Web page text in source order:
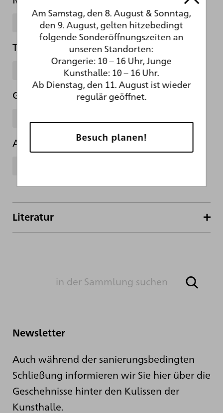
Papier
Technik
Kupferstich
Gattung
Abteilung
Literatur
Newsletter
Auch während der sanierungsbedingten
Schließung informieren wir Sie hier über die
Geschehnisse hinter den Kulissen der
Kunsthalle.
Am Samstag, den 8. August & Sonntag,
den 9. August, gelten hitzebedingt
folgende Sonderöffnungszeiten an
unseren Standorten:
Orangerie: 10 – 16 Uhr, Junge
Kunsthalle: 10 – 16 Uhr.
Ab Dienstag, den 11. August ist wieder
regulär geöffnet.
Besuch planen!